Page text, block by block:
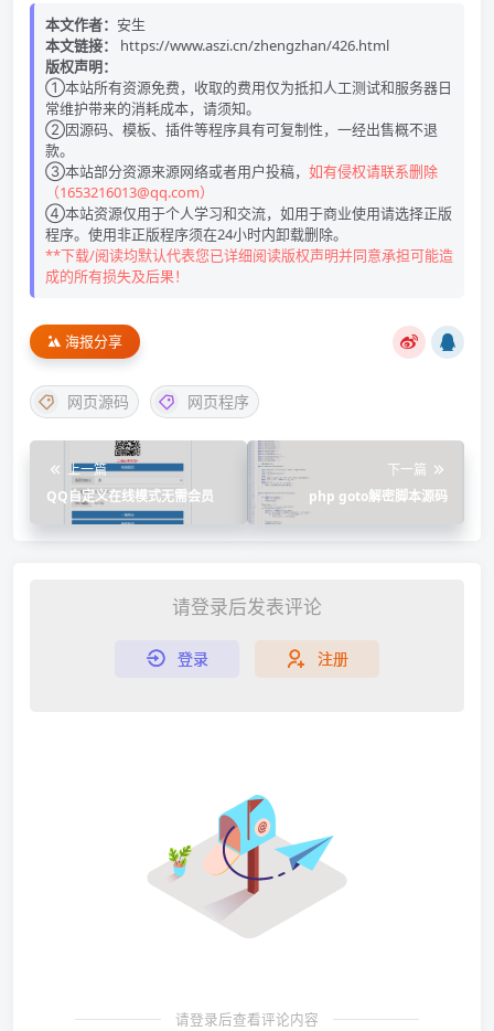
本文作者： 安生
本文链接：
https://www.aszi.cn/zhengzhan/426.html
版权声明：
①本站所有资源免费，收取的费用仅为抵扣人工测试和服务器日
常维护带来的消耗成本，请须知。
②因源码、模板、插件等程序具有可复制性，一经出售概不退
款。
③本站部分资源来源网络或者用户投稿， 如有侵权请联系删除
（1653216013@qq.com）
④本站资源仅用于个人学习和交流，如用于商业使用请选择正版
程序。使用非正版程序须在24小时内卸载删除。
**下载/阅读均默认代表您已详细阅读版权声明并同意承担可能造
成的所有损失及后果！
海报分享
网页源码 网页程序
上一篇
QQ自定义在线模式无需会员
下一篇
php goto解密脚本源码
请登录后发表评论
登录 注册
请登录后查看评论内容